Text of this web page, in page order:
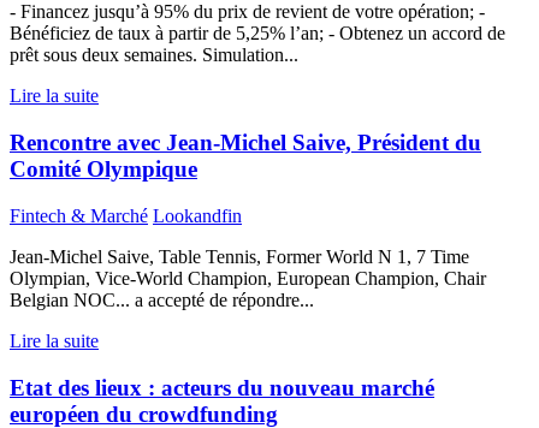
- Financez jusqu’à 95% du prix de revient de votre opération; -
Bénéficiez de taux à partir de 5,25% l’an; - Obtenez un accord de
prêt sous deux semaines. Simulation...
Lire la suite
Rencontre avec Jean-Michel Saive, Président du
Comité Olympique
Fintech & Marché Lookandfin
Jean-Michel Saive, Table Tennis, Former World N 1, 7 Time
Olympian, Vice-World Champion, European Champion, Chair
Belgian NOC... a accepté de répondre...
Lire la suite
Etat des lieux : acteurs du nouveau marché
européen du crowdfunding